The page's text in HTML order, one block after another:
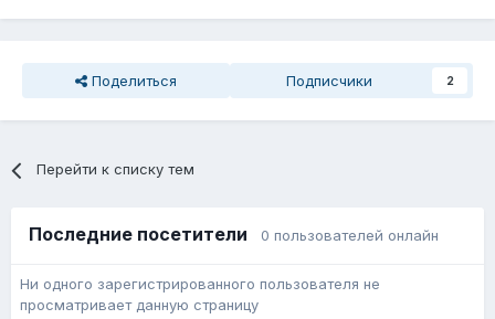
Поделиться Подписчики 2
Перейти к списку тем
Последние посетители 0 пользователей онлайн
Ни одного зарегистрированного пользователя не
просматривает данную страницу